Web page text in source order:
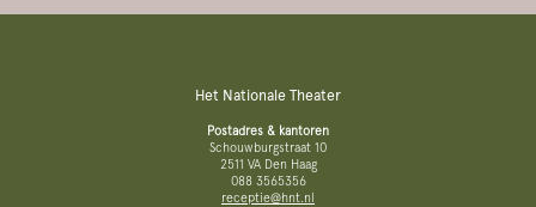
Het Nationale Theater
Postadres & kantoren
Schouwburgstraat 10
2511 VA Den Haag
088 3565356
receptie@hnt.nl